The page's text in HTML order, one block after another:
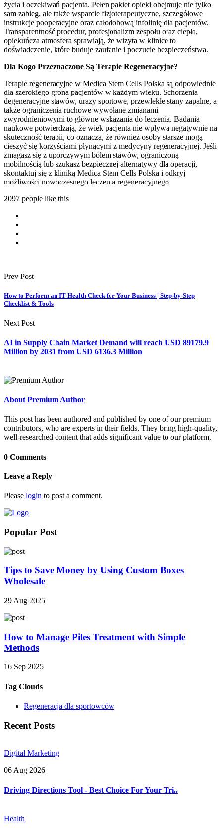
życia i oczekiwań pacjenta. Pełen pakiet opieki obejmuje nie tylko
sam zabieg, ale także wsparcie fizjoterapeutyczne, szczegółowe
instrukcje pooperacyjne oraz całodobową infolinię dla pacjentów.
Transparentność procedur, profesjonalizm zespołu oraz ciepła,
opiekuńcza atmosfera sprawiają, że wizyta w klinice to
doświadczenie, które buduje zaufanie i poczucie bezpieczeństwa.
Dla Kogo Przeznaczone Są Terapie Regeneracyjne?
Terapie regeneracyjne w Medica Stem Cells Polska są odpowiednie
dla szerokiego grona pacjentów w każdym wieku. Schorzenia
degeneracyjne stawów, urazy sportowe, przewlekłe stany zapalne, a
także ograniczenia ruchowe wywołane zmianami
zwyrodnieniowymi to główne wskazania do leczenia. Badania
naukowe potwierdzają, że wiek pacjenta nie wpływa negatywnie na
skuteczność terapii, co oznacza, że również osoby starsze mogą
cieszyć się korzyściami płynącymi z medycyny regeneracyjnej. Jeśli
zmagasz się z uporczywym bólem stawów, ograniczoną
mobilnością lub szukasz bezpiecznej alternatywy dla operacji,
skontaktuj się z kliniką Medica Stem Cells Polska i odkryj
możliwości nowoczesnego leczenia regeneracyjnego.
2097 people like this
Prev Post
How to Perform an IT Health Check for Your Business | Step-by-Step
Checklist & Tools
Next Post
AI in Supply Chain Market Demand will reach USD 89179.9
Million by 2031 from USD 6136.3 Million
About Premium Author
This post has been authored and published by one of our premium
contributors, who are experts in their fields. They bring high-quality,
well-researched content that adds significant value to our platform.
0 Comments
Leave a Reply
Please login to post a comment.
Popular Post
Tips to Save Money by Using Custom Boxes
Wholesale
29 Aug 2025
How to Manage Piles Treatment with Simple
Methods
16 Sep 2025
Tag Clouds
Regeneracja dla sportowców
Recent Posts
Digital Marketing
06 Aug 2026
Driving Directions Tool - Best Choice For Your Tri..
Health